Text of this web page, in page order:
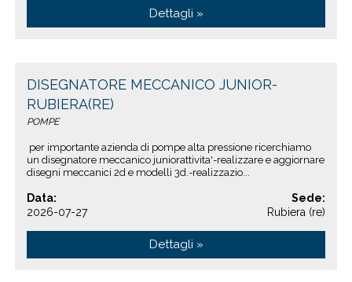
Dettagli »
DISEGNATORE MECCANICO JUNIOR-
RUBIERA(RE)
POMPE
per importante azienda di pompe alta pressione ricerchiamo
un disegnatore meccanico juniorattivita'-realizzare e aggiornare
disegni meccanici 2d e modelli 3d.-realizzazio...
Data:
2026-07-27
Sede:
Rubiera (re)
Dettagli »